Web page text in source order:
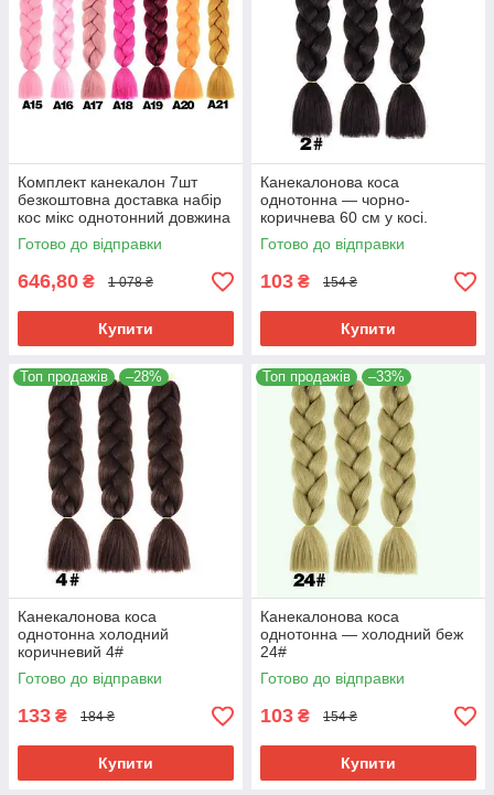
Комплект канекалон 7шт
безкоштовна доставка набір
кос мікс однотонний довжина
кісок 60см термостійкий
Готово до відправки
646,80 ₴ 1 078 ₴
Купити
Канекалонова коса
однотонна — чорно-
коричнева 60 см у косі.
Термостійкий. 2#
Готово до відправки
103 ₴ 154 ₴
Купити
Топ продажів –28%
Канекалонова коса
однотонна холодний
коричневий 4#
Готово до відправки
133 ₴ 184 ₴
Купити
Топ продажів –33%
Канекалонова коса
однотонна — холодний беж
24#
Готово до відправки
103 ₴ 154 ₴
Купити